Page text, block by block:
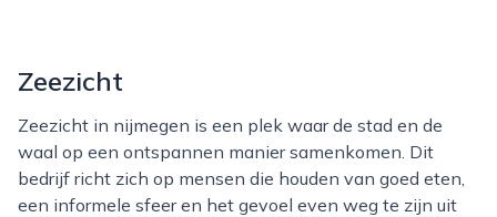
Zeezicht
Zeezicht in nijmegen is een plek waar de stad en de
waal op een ontspannen manier samenkomen. Dit
bedrijf richt zich op mensen die houden van goed eten,
een informele sfeer en het gevoel even weg te zijn uit